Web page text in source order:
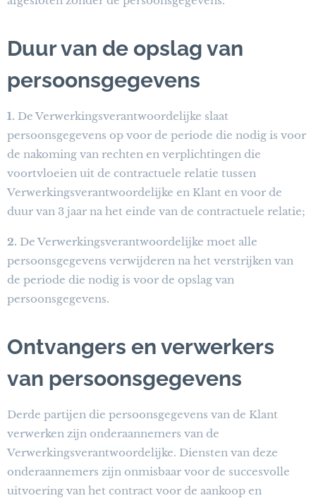
Duur van de opslag van
persoonsgegevens
1. De Verwerkingsverantwoordelijke slaat
persoonsgegevens op voor de periode die nodig is voor
de nakoming van rechten en verplichtingen die
voortvloeien uit de contractuele relatie tussen
Verwerkingsverantwoordelijke en Klant en voor de
duur van 3 jaar na het einde van de contractuele relatie;
2. De Verwerkingsverantwoordelijke moet alle
persoonsgegevens verwijderen na het verstrijken van
de periode die nodig is voor de opslag van
persoonsgegevens.
Ontvangers en verwerkers
van persoonsgegevens
Derde partijen die persoonsgegevens van de Klant
verwerken zijn onderaannemers van de
Verwerkingsverantwoordelijke. Diensten van deze
onderaannemers zijn onmisbaar voor de succesvolle
uitvoering van het contract voor de aankoop en